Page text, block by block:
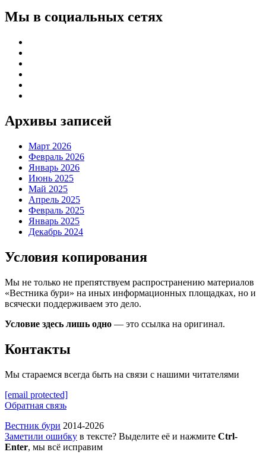
Мы в социальных сетях
Архивы записей
Март 2026
Февраль 2026
Январь 2026
Июнь 2025
Май 2025
Апрель 2025
Февраль 2025
Январь 2025
Декабрь 2024
Условия копирования
Мы не только не препятствуем распространению материалов
«Вестника бури» на иных информационных площадках, но и
всячески поддерживаем это дело.
Условие здесь лишь одно — это ссылка на оригинал.
Контакты
Мы стараемся всегда быть на связи с нашими читателями
[email protected]
Обратная связь
Вестник бури 2014-2026
Заметили ошибку в тексте? Выделите её и нажмите Ctrl-
Enter, мы всё исправим